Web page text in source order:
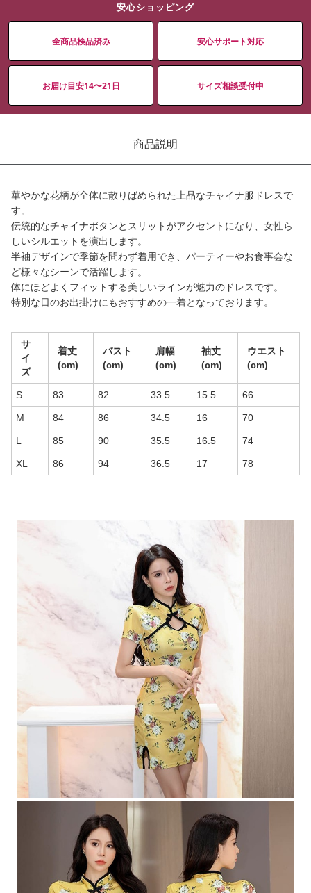
安心ショッピング
全商品検品済み 安心サポート対応
お届け目安14〜21日 サイズ相談受付中
商品説明
華やかな花柄が全体に散りばめられた上品なチャイナ服ドレスで
す。
伝統的なチャイナボタンとスリットがアクセントになり、女性ら
しいシルエットを演出します。
半袖デザインで季節を問わず着用でき、パーティーやお食事会な
ど様々なシーンで活躍します。
体にほどよくフィットする美しいラインが魅力のドレスです。
特別な日のお出掛けにもおすすめの一着となっております。
サ
イ
ズ
着丈
(cm)
バスト
(cm)
肩幅
(cm)
袖丈
(cm)
ウエスト
(cm)
S 83 82 33.5 15.5 66
M 84 86 34.5 16 70
L 85 90 35.5 16.5 74
XL 86 94 36.5 17 78